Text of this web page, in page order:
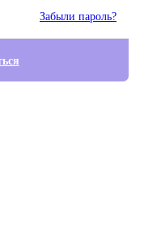
Забыли пароль?